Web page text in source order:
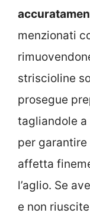
menzionati
striscioline
prosegue
tagliandole
per
affetta
l’aglio. Se
e non